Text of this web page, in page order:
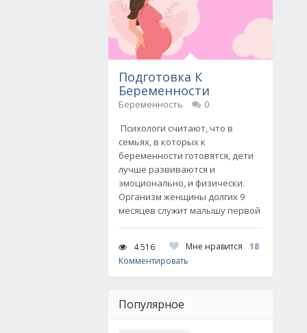
Подготовка К
Беременности
Беременность
0
Психологи считают, что в
семьях, в которых к
беременности готовятся, дети
лучше развиваются и
эмоционально, и физически.
Организм женщины долгих 9
месяцев служит малышу первой
4 516 Мне нравится
18
Комментировать
Популярное